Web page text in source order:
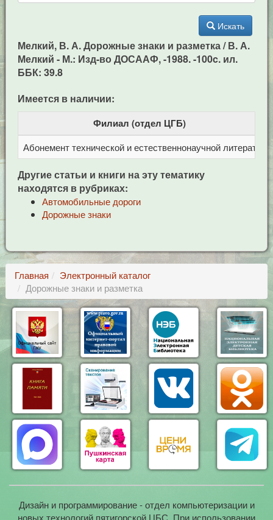
Искать
Мелкий, В. А. Дорожные знаки и разметка / В. А.
Мелкий - М.: Изд-во ДОСААФ, -1988. -100c. ил.
ББК: 39.8
Имеется в наличии:
Филиал (отдел ЦГБ)
Абонемент технической и естественнонаучной литерат
Другие статьи и книги на эту тематику
находятся в рубриках:
Автомобильные дороги
Дорожные знаки
Главная
Электронный каталог
Дорожные знаки и разметка
Дизайн и программирование - отдел компьютеризации и